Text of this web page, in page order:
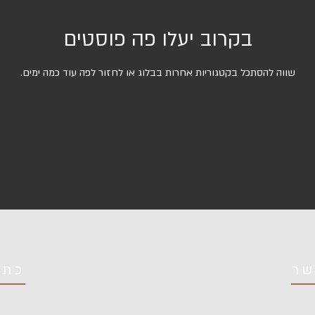
בקרוב יעלו פה פוסטים
שווה להסתכל בקטגוריות אחרות בבלוג או לחזור לפה עוד כמה ימים.